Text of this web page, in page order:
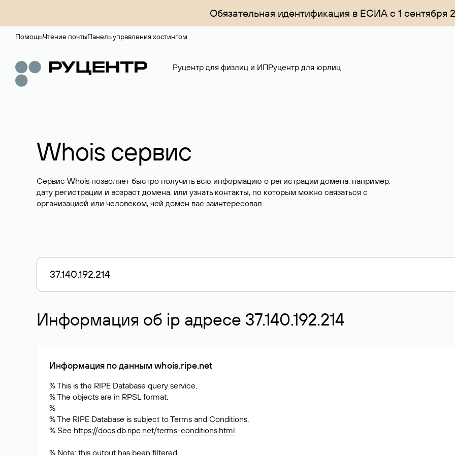
Обязательная идентификация в ЕСИА с 1 сентября
ПомощьЧтение почтыПанель управления хостингом
Руцентр для физлиц и ИПРуцентр для юрлиц
Whois сервис
Сервис Whois позволяет быстро получить всю информацию о регистрации домена, например,
дату регистрации и возраст домена, или узнать контакты, по которым можно связаться с
организацией или человеком, чей домен вас заинтересовал.
Информация об ip адресе 37.140.192.214
Информация по данным whois.ripe.net
% This is the RIPE Database query service.
% The objects are in RPSL format.
%
% The RIPE Database is subject to Terms and Conditions.
% See https://docs.db.ripe.net/terms-conditions.html
% Note: this output has been filtered.